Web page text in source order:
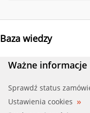
Baza wiedzy
Ważne informacje
Sprawdź status
Ustawienia cookies